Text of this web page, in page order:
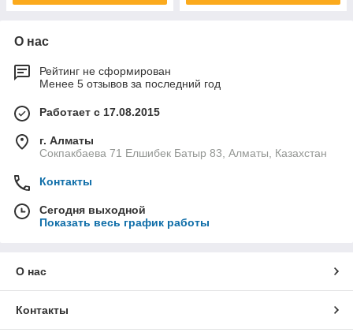
О нас
Рейтинг не сформирован
Менее 5 отзывов за последний год
Работает с 17.08.2015
г. Алматы
Сокпакбаева 71 Елшибек Батыр 83, Алматы, Казахстан
Контакты
Сегодня выходной
Показать весь график работы
О нас
Контакты